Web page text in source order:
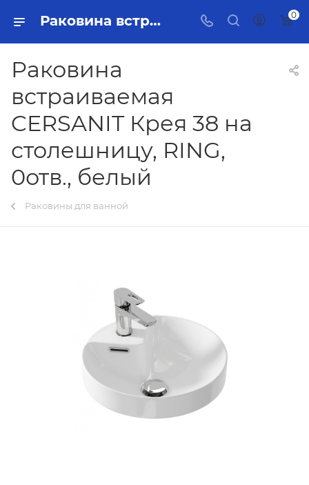
Раковина встраиваемая CERSANIT Крея 38 на столешницу, RING, 0отв., белый Тольятти - купить в интернет-магазине, каталог с ценами и характеристиками 0
Раковина
встраиваемая
CERSANIT Крея 38 на
столешницу, RING,
0отв., белый
Раковины для ванной